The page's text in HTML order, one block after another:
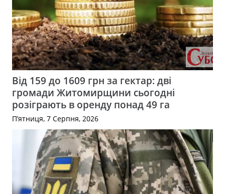
Від 159 до 1609 грн за гектар: дві
громади Житомирщини сьогодні
розіграють в оренду понад 49 га
П’ятниця, 7 Серпня, 2026